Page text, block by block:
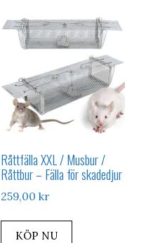
Råttfälla XXL / Musbur /
Råttbur – Fälla för skadedjur
259,00kr
KÖP NU